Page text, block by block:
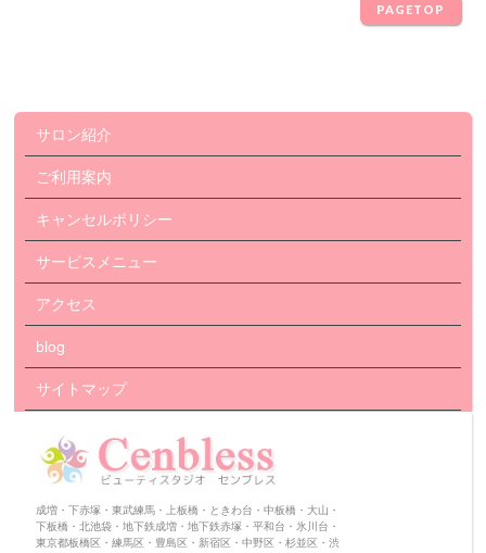
PAGETOP
サロン紹介
ご利用案内
キャンセルポリシー
サービスメニュー
アクセス
blog
サイトマップ
成増・下赤塚・東武練馬・上板橋・ときわ台・中板橋・大山・
下板橋・北池袋・地下鉄成増・地下鉄赤塚・平和台・氷川台・
東京都板橋区・練馬区・豊島区・新宿区・中野区・杉並区・渋